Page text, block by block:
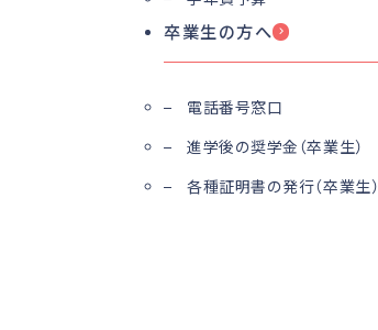
卒業生の方へ
電話番号窓口
進学後の奨学金（卒業生）
各種証明書の発行（卒業生）